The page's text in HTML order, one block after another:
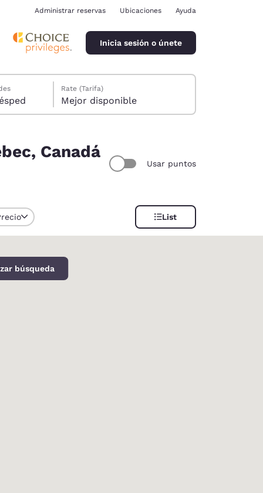
Administrar reservas Ubicaciones Ayuda
Inicia sesión o únete
1 huésped
Rate (Tarifa)
Mejor disponible
Canadá
Usar puntos
List
búsqueda